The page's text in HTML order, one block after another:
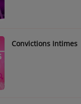
Convictions Intimes